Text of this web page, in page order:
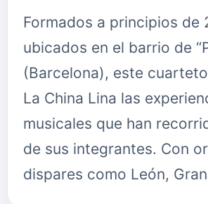
Formados a principios de
ubicados en el barrio de
(Barcelona), este
La China Lina las
musicales que han
de sus integrantes. Con
dispares como León,